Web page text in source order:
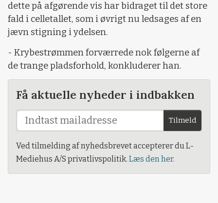
dette på afgørende vis har bidraget til det store
fald i celletallet, som i øvrigt nu ledsages af en
jævn stigning i ydelsen.
- Krybestrømmen forværrede nok følgerne af
de trange pladsforhold, konkluderer han.
Få aktuelle nyheder i indbakken
Tilmeld
Ved tilmelding af nyhedsbrevet accepterer du L-
Mediehus A/S privatlivspolitik. Læs den her.